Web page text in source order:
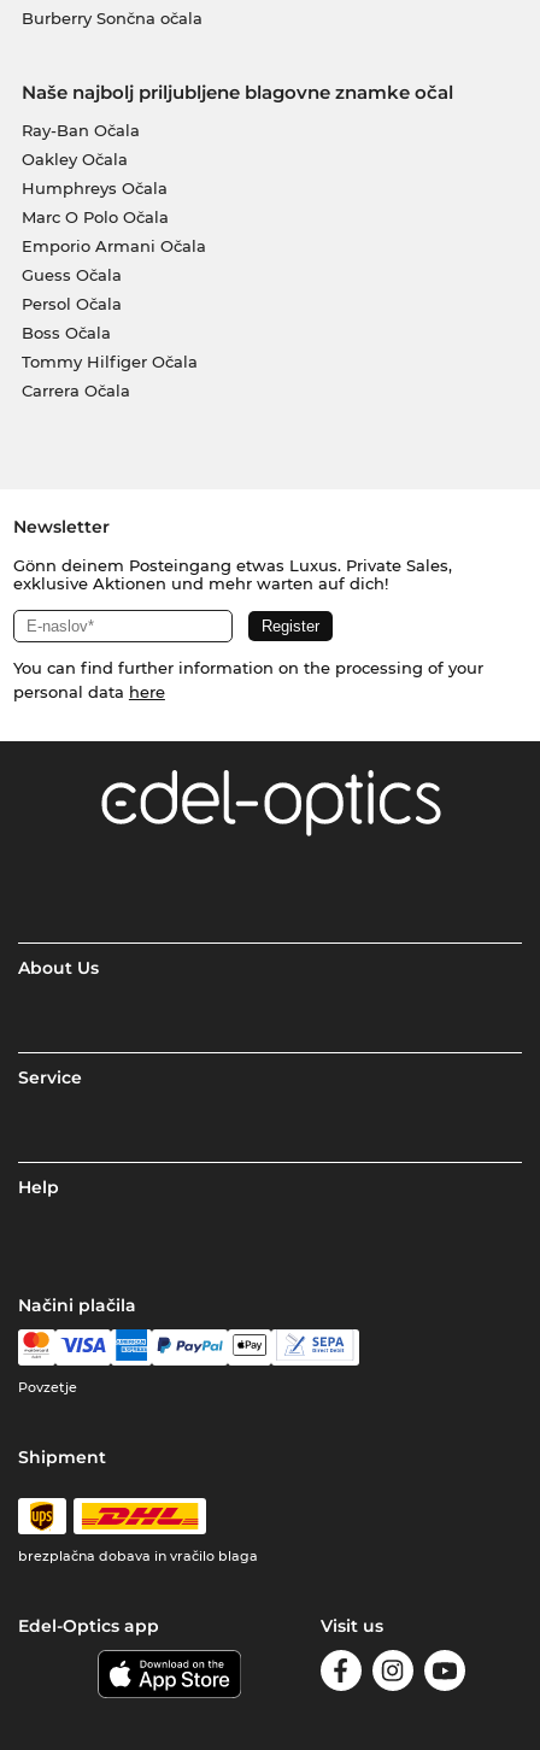
Burberry Sončna očala
Naše najbolj priljubljene blagovne znamke očal
Ray-Ban Očala
Oakley Očala
Humphreys Očala
Marc O Polo Očala
Emporio Armani Očala
Guess Očala
Persol Očala
Boss Očala
Tommy Hilfiger Očala
Carrera Očala
Newsletter
Gönn deinem Posteingang etwas Luxus. Private Sales,
exklusive Aktionen und mehr warten auf dich!
You can find further information on the processing of your
personal data here
About Us
Service
Help
Načini plačila
Povzetje
Shipment
brezplačna dobava in vračilo blaga
Edel-Optics app Visit us